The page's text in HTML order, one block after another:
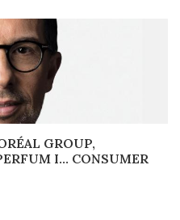
GROUP,
I... CONSUMER